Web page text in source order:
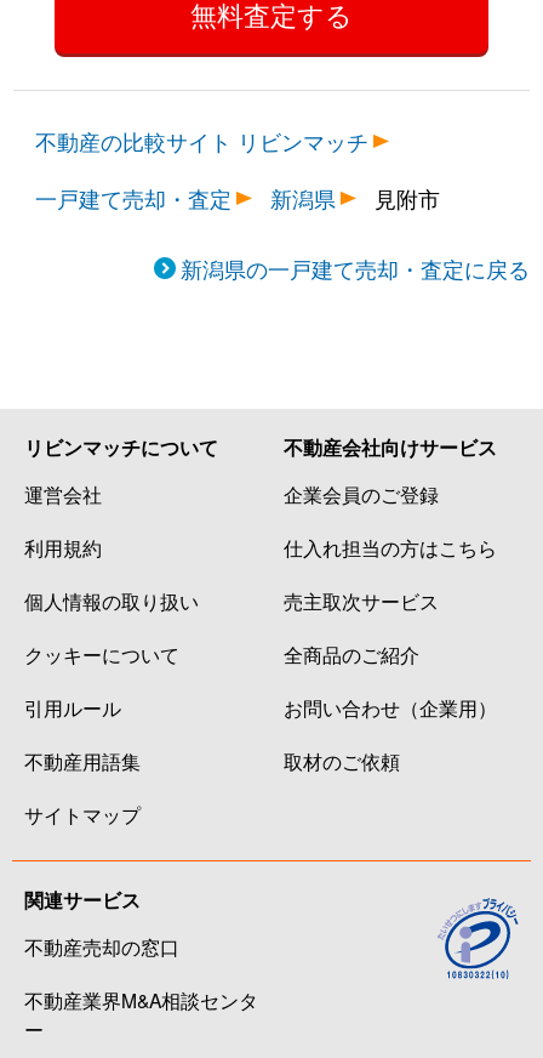
不動産の比較サイト リビンマッチ
一戸建て売却・査定
新潟県 見附市
新潟県の一戸建て売却・査定に戻る
リビンマッチについて
運営会社
利用規約
個人情報の取り扱い
クッキーについて
引用ルール
不動産用語集
サイトマップ
不動産会社向けサービス
企業会員のご登録
仕入れ担当の方はこちら
売主取次サービス
全商品のご紹介
お問い合わせ（企業用）
取材のご依頼
関連サービス
不動産売却の窓口
不動産業界M&A相談センタ
ー